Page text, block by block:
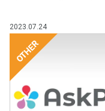
2023.07.24
その他